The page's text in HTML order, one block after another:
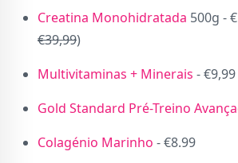
Creatina Monohidratada 500g -
€39,99)
Multivitaminas + Minerais - €9,99
Gold Standard Pré-Treino
Colagénio Marinho - €8.99